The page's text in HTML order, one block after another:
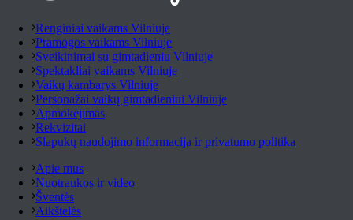
Renginiai vaikams Vilniuje
Pramogos vaikams Vilniuje
Sveikinimai su gimtadieniu Vilniuje
Spektakliai vaikams Vilniuje
Vaikų kambarys Vilniuje
Personažai vaikų gimtadieniui Vilniuje
Apmokėjimas
Rekvizitai
Slapukų naudojimo informacija ir privatumo politika
Apie mus
Nuotraukos ir video
Šventės
Aikštelės